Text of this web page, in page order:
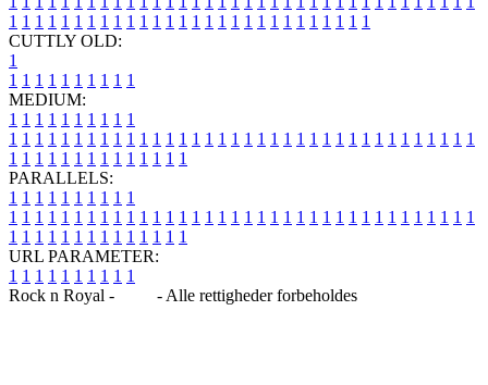
1 1 1 1 1 1 1 1 1 1 1 1 1 1 1 1 1 1 1 1 1 1 1 1 1 1 1 1
CUTTLY OLD:
1
1 1 1 1 1 1 1 1 1 1
MEDIUM:
1 1 1 1 1 1 1 1 1 1
1 1 1 1 1 1 1 1 1 1 1 1 1 1 1 1 1 1 1 1 1 1 1 1 1 1 1 1 1 1 1 1 1 1 1 1
1 1 1 1 1 1 1 1 1 1 1 1 1 1
PARALLELS:
1 1 1 1 1 1 1 1 1 1
1 1 1 1 1 1 1 1 1 1 1 1 1 1 1 1 1 1 1 1 1 1 1 1 1 1 1 1 1 1 1 1 1 1 1 1
1 1 1 1 1 1 1 1 1 1 1 1 1 1
URL PARAMETER:
1 1 1 1 1 1 1 1 1 1
Rock n Royal -
- Alle rettigheder forbeholdes